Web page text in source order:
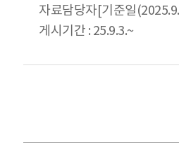
자료담당자[기준일
게시기간 : 25.9.3.~